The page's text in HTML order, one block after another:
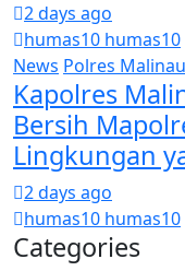
2 days ago
humas10 humas10
News Polres Malinau
Kapolres
Bersih
Lingkungan
2 days ago
humas10 humas10
Categories